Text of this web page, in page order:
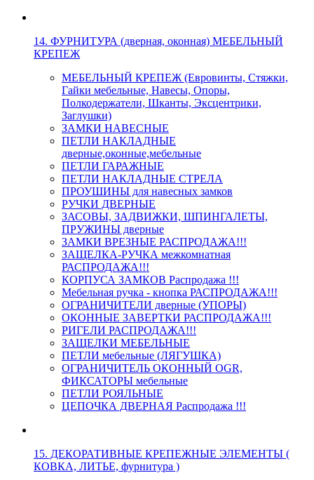
14. ФУРНИТУРА (дверная, оконная) МЕБЕЛЬНЫЙ
КРЕПЕЖ
МЕБЕЛЬНЫЙ КРЕПЕЖ (Евровинты, Стяжки,
Гайки мебельные, Навесы, Опоры,
Полкодержатели, Шканты, Эксцентрики,
Заглушки)
ЗАМКИ НАВЕСНЫЕ
ПЕТЛИ НАКЛАДНЫЕ
дверные,оконные,мебельные
ПЕТЛИ ГАРАЖНЫЕ
ПЕТЛИ НАКЛАДНЫЕ СТРЕЛА
ПРОУШИНЫ для навесных замков
РУЧКИ ДВЕРНЫЕ
ЗАСОВЫ, ЗАДВИЖКИ, ШПИНГАЛЕТЫ,
ПРУЖИНЫ дверные
ЗАМКИ ВРЕЗНЫЕ РАСПРОДАЖА!!!
ЗАЩЕЛКА-РУЧКА межкомнатная
РАСПРОДАЖА!!!
КОРПУСА ЗАМКОВ Распродажа !!!
Мебельная ручка - кнопка РАСПРОДАЖА!!!
ОГРАНИЧИТЕЛИ дверные (УПОРЫ)
ОКОННЫЕ ЗАВЕРТКИ РАСПРОДАЖА!!!
РИГЕЛИ РАСПРОДАЖА!!!
ЗАЩЕЛКИ МЕБЕЛЬНЫЕ
ПЕТЛИ мебельные (ЛЯГУШКА)
ОГРАНИЧИТЕЛЬ ОКОННЫЙ OGR,
ФИКСАТОРЫ мебельные
ПЕТЛИ РОЯЛЬНЫЕ
ЦЕПОЧКА ДВЕРНАЯ Распродажа !!!
15. ДЕКОРАТИВНЫЕ КРЕПЕЖНЫЕ ЭЛЕМЕНТЫ (
КОВКА, ЛИТЬЕ, фурнитура )